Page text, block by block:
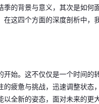
的背景与意义，其次是如何
这四个方面的深度剖析中，
始。这不仅仅是一个时间的
疲惫与挑战，迅速调整状态
全新的姿态，面对未来的更大